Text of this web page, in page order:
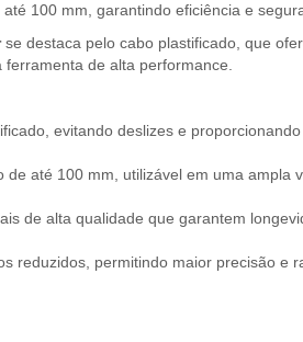
100 mm, garantindo eficiência e
se destaca pelo cabo plastificado, que
de alta performance.
evitando deslizes e
de até 100 mm, utilizável em uma ampla
de alta qualidade que garantem
reduzidos, permitindo maior precisão e